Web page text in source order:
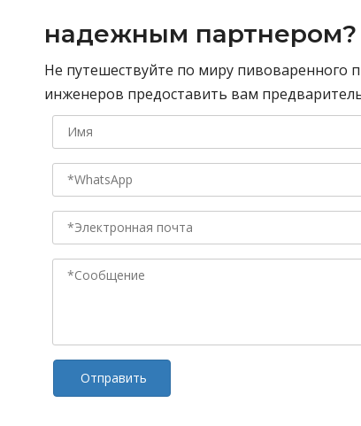
надежным партнером?
Не путешествуйте по миру пивоваренного
инженеров предоставить вам
Отправить